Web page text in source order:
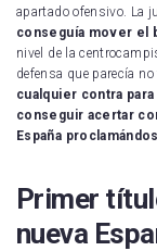
apartado ofensivo. La
conseguía mover el
nivel de la
defensa que parecía
cualquier contra
conseguir acertar
España
Primer
nueva